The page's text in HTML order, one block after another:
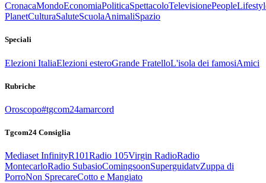
CronacaMondoEconomiaPoliticaSpettacoloTelevisionePeople
PlanetCulturaSaluteScuolaAnimaliSpazio
Speciali
Elezioni ItaliaElezioni esteroGrande FratelloL'isola dei famosiAmici
Rubriche
Oroscopo#tgcom24amarcord
Tgcom24 Consiglia
Mediaset InfinityR101Radio 105Virgin RadioRadio
MontecarloRadio SubasioComingsoonSuperguidatvZuppa di
PorroNon SprecareCotto e Mangiato